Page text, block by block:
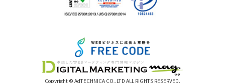
Copyright © AdTECHNICA CO,.LTD ALL RIGHTS RESERVED.